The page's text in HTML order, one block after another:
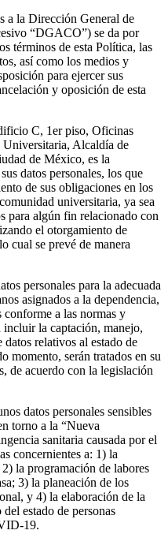
a la Dirección General de
“DGACO”) se da por
términos de esta Política, las
así como los medios y
para ejercer sus
y oposición de esta
C, 1er piso, Oficinas
Alcaldía de
de México, es la
datos personales, los que
de sus obligaciones en los
universitaria, ya sea
para algún fin relacionado con
el otorgamiento de
cual se prevé de manera
personales para la adecuada
asignados a la dependencia,
conforme a las normas y
la captación, manejo,
relativos al estado de
momento, serán tratados en su
de acuerdo con la legislación
datos personales sensibles
torno a la “Nueva
sanitaria causada por el
concernientes a: 1) la
la programación de labores
3) la planeación de los
y 4) la elaboración de la
estado de personas
19.